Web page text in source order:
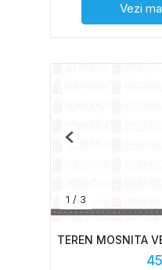
Vezi
1 / 3
Previous
TEREN MOSNITA